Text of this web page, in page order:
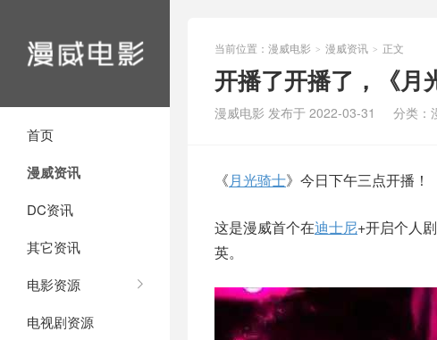
首页
漫威资讯
DC资讯
其它资讯
电影资源
电视剧资源
当前位置： 漫威电影 > 漫威资讯 > 正文
开播了开播了，《月
漫威电影 发布于 2022-03-31 分类：
《月光骑士》今日下午三点开播！
这是漫威首个在迪士尼+开启个人
英。